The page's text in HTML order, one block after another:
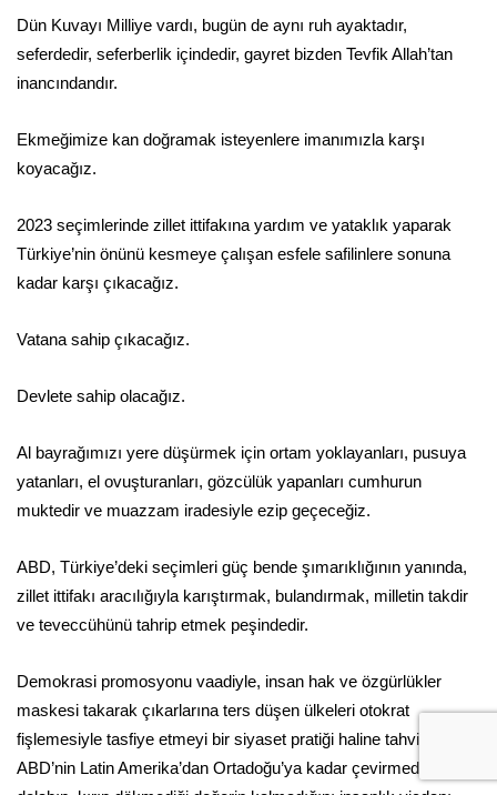
Dün Kuvayı Milliye vardı, bugün de aynı ruh ayaktadır,
seferdedir, seferberlik içindedir, gayret bizden Tevfik Allah’tan
inancındandır.
Ekmeğimize kan doğramak isteyenlere imanımızla karşı
koyacağız.
2023 seçimlerinde zillet ittifakına yardım ve yataklık yaparak
Türkiye’nin önünü kesmeye çalışan esfele safilinlere sonuna
kadar karşı çıkacağız.
Vatana sahip çıkacağız.
Devlete sahip olacağız.
Al bayrağımızı yere düşürmek için ortam yoklayanları, pusuya
yatanları, el ovuşturanları, gözcülük yapanları cumhurun
muktedir ve muazzam iradesiyle ezip geçeceğiz.
ABD, Türkiye’deki seçimleri güç bende şımarıklığının yanında,
zillet ittifakı aracılığıyla karıştırmak, bulandırmak, milletin takdir
ve teveccühünü tahrip etmek peşindedir.
Demokrasi promosyonu vaadiyle, insan hak ve özgürlükler
maskesi takarak çıkarlarına ters düşen ülkeleri otokrat
fişlemesiyle tasfiye etmeyi bir siyaset pratiği haline tahvil eden
ABD’nin Latin Amerika’dan Ortadoğu’ya kadar çevirmediği